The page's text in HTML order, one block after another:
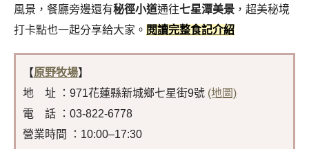
風景，餐廳旁邊還有秘徑小道通往七星潭美景 ，超美秘境
打卡點也一起分享給大家。 閱讀完整食記介紹
【原野牧場】
地 址 ：971花蓮縣新城鄉七星街9號 (地圖)
電 話 ：03-822-6778
營業時間 ：10:00–17:30